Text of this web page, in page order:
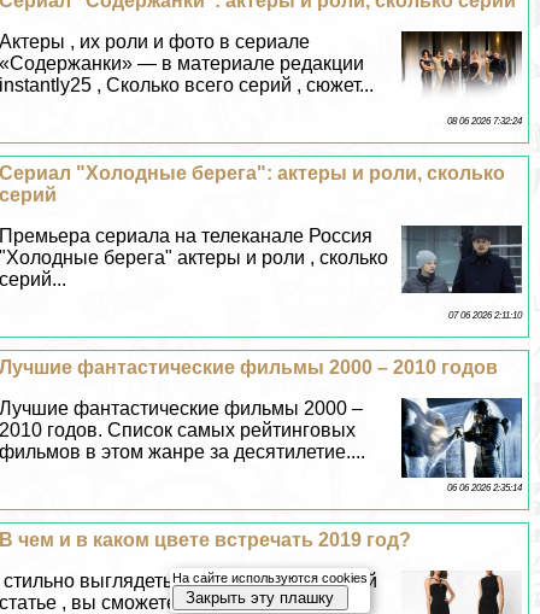
Актеры , их роли и фото в сериале
«Содержанки» — в материале редакции
instantly25 , Сколько всего серий , сюжет...
08 06 2026 7:32:24
Сериал "Холодные берега": актеры и роли, сколько
серий
Премьера сериала на телеканале Россия
"Холодные берега" актеры и роли , сколько
серий...
07 06 2026 2:11:10
Лучшие фантастические фильмы 2000 – 2010 годов
Лучшие фантастические фильмы 2000 –
2010 годов. Список самых рейтинговых
фильмов в этом жанре за десятилетие....
06 06 2026 2:35:14
В чем и в каком цвете встречать 2019 год?
стильно выглядеть в 2019 году , В данной
статье , вы сможете прочитать много
На сайте используются cookies
Закрыть эту плашку